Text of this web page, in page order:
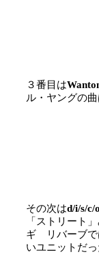
３番目は
ル・ヤングの
その次はd/i/s/c/
「ストリート
ギ リバーブで
いユニットだ